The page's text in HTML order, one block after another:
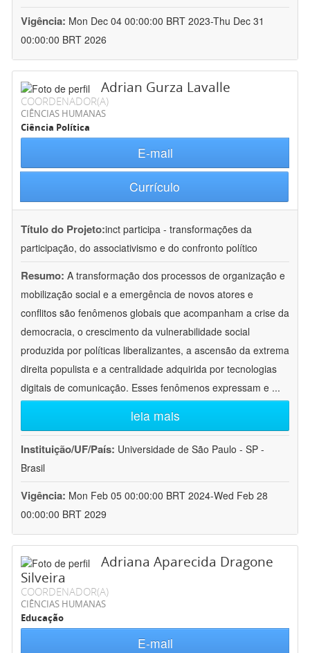
Vigência: Mon Dec 04 00:00:00 BRT 2023-Thu Dec 31
00:00:00 BRT 2026
Adrian Gurza Lavalle
COORDENADOR(A)
CIÊNCIAS HUMANAS
Ciência Política
E-mail
Currículo
Título do Projeto:inct participa - transformações da
participação, do associativismo e do confronto político
Resumo: A transformação dos processos de organização e
mobilização social e a emergência de novos atores e
conflitos são fenômenos globais que acompanham a crise da
democracia, o crescimento da vulnerabilidade social
produzida por políticas liberalizantes, a ascensão da extrema
direita populista e a centralidade adquirida por tecnologias
digitais de comunicação. Esses fenômenos expressam e ...
leia mais
Instituição/UF/País: Universidade de São Paulo - SP -
Brasil
Vigência: Mon Feb 05 00:00:00 BRT 2024-Wed Feb 28
00:00:00 BRT 2029
Adriana Aparecida Dragone
Silveira
COORDENADOR(A)
CIÊNCIAS HUMANAS
Educação
E-mail